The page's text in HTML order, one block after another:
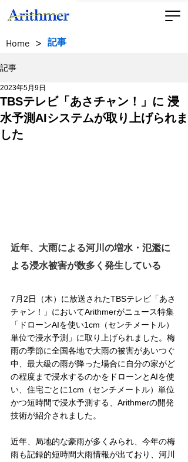
Home > 記事
記事
TBSテレビ「あさチャン！」に 浸
水予測AIシステムが取り上げられま
した
2023年5月9日
近年、大雨による河川の増水・氾濫に
よる浸水被害が数多く発生している
7月2日（木）に放送されたTBSテレビ「あさ
チャン！」においてArithmerがニュース特集
「ドローンAIを使い1cm（センチメートル）
単位で浸水予測」に取り上げられました。梅
雨の季節に全国各地で大雨の被害があいつぐ
中、最大級の雨が降った場合に自分の家がど
の程度まで浸水するのかをドローンとAIを使
い、住宅ごとに1cm（センチメートル）単位
かつ短時間で浸水予測する、Arithmerの開発
技術が紹介されました。
近年、局地的な豪雨が多くみられ、今年の梅
雨も記録的短時間大雨情報が出ており、河川